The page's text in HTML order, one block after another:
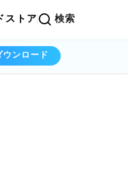
ストア 検索
ウンロード